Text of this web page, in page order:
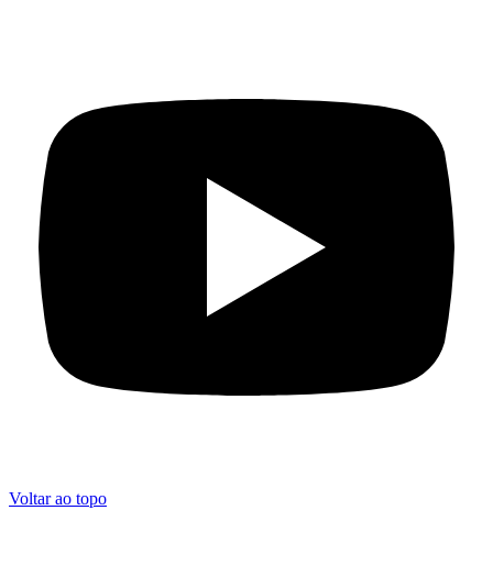
Voltar ao topo